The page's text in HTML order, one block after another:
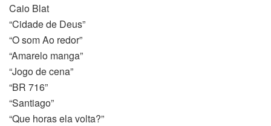
Caio Blat
“Cidade de Deus”
“O som Ao redor”
“Amarelo manga”
“Jogo de cena”
“BR 716”
“Santiago”
“Que horas ela volta?”